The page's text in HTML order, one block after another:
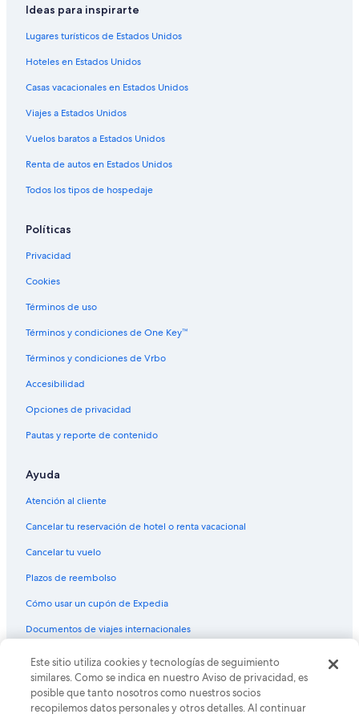
Ideas para inspirarte
Lugares turísticos de Estados Unidos
Hoteles en Estados Unidos
Casas vacacionales en Estados Unidos
Viajes a Estados Unidos
Vuelos baratos a Estados Unidos
Renta de autos en Estados Unidos
Todos los tipos de hospedaje
Políticas
Privacidad
Cookies
Términos de uso
Términos y condiciones de One Key™
Términos y condiciones de Vrbo
Accesibilidad
Opciones de privacidad
Pautas y reporte de contenido
Ayuda
Atención al cliente
Cancelar tu reservación de hotel o renta vacacional
Cancelar tu vuelo
Plazos de reembolso
Cómo usar un cupón de Expedia
Documentos de viajes internacionales
© 2026 Expedia, Inc., una empresa de Expedia Group. Todos los
derechos reservados. Expedia y el logo de Expedia son marcas
registradas o marcas comerciales de Expedia, Inc. CST# 2029030-50.
Este sitio utiliza cookies y tecnologías de seguimiento
similares. Como se indica en nuestro Aviso de privacidad, es
posible que tanto nosotros como nuestros socios
recopilemos datos personales y otros detalles. Al continuar